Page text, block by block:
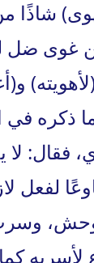
شاذًا
غوى ضل
ذكره
فقال: لا
لفعل
لأسربه